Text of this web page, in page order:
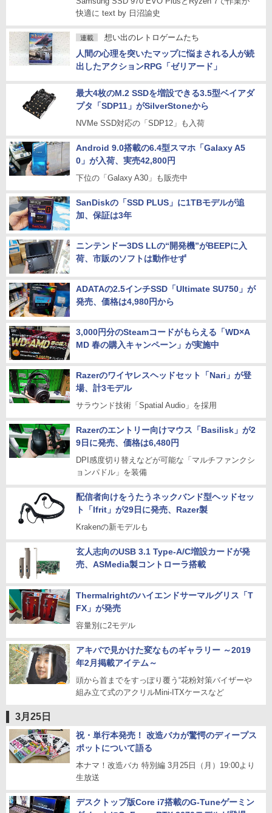
快適に text by 日沼諭史
連載 想い出のレトロゲームたち
人間の心理を突いたマップに悩まされる人が続
出したアクションRPG「ゼリアード」
最大4枚のM.2 SSDを増設できる3.5型ベイアダ
プタ「SDP11」がSilverStoneから
NVMe SSD対応の「SDP12」も入荷
Android 9.0搭載の6.4型スマホ「Galaxy A5
0」が入荷、実売42,800円
下位の「Galaxy A30」も販売中
SanDiskの「SSD PLUS」に1TBモデルが追
加、保証は3年
ニンテンドー3DS LLの“開発機”がBEEPに入
荷、市販のソフトは動作せず
ADATAの2.5インチSSD「Ultimate SU750」が
発売、価格は4,980円から
3,000円分のSteamコードがもらえる「WD×A
MD 春の購入キャンペーン」が実施中
Razerのワイヤレスヘッドセット「Nari」が登
場、計3モデル
サラウンド技術「Spatial Audio」を採用
Razerのエントリー向けマウス「Basilisk」が2
9日に発売、価格は6,480円
DPI感度切り替えなどが可能な「マルチファンクシ
ョンパドル」を装備
配信者向けをうたうネックバンド型ヘッドセッ
ト「Ifrit」が29日に発売、Razer製
Krakenの新モデルも
玄人志向のUSB 3.1 Type-A/C増設カードが発
売、ASMedia製コントローラ搭載
Thermalrightのハイエンドサーマルグリス「T
FX」が発売
容量別に2モデル
アキバで見かけた変なものギャラリー ～2019
年2月掲載アイテム～
頭から首までをすっぽり覆う“花粉対策バイザーや
組み立て式のアクリルMini-ITXケースなど
3月25日
祝・単行本発売！ 改造バカが驚愕のディープス
ポットについて語る
本ナマ！改造バカ 特別編 3月25日（月）19:00より
生放送
デスクトップ版Core i7搭載のG-Tuneゲーミン